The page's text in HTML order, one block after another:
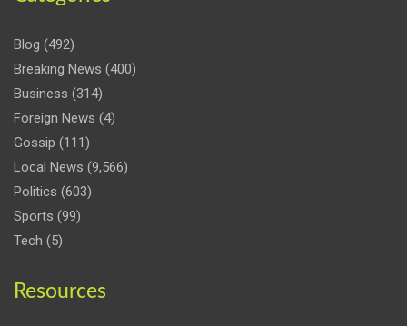
Blog (492)
Breaking News (400)
Business (314)
Foreign News (4)
Gossip (111)
Local News (9,566)
Politics (603)
Sports (99)
Tech (5)
Resources